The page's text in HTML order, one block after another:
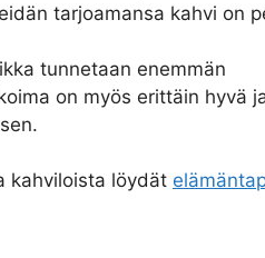
tarjoamansa kahvi on
tunnetaan enemmän
on myös erittäin hyvä
kahviloista löydät